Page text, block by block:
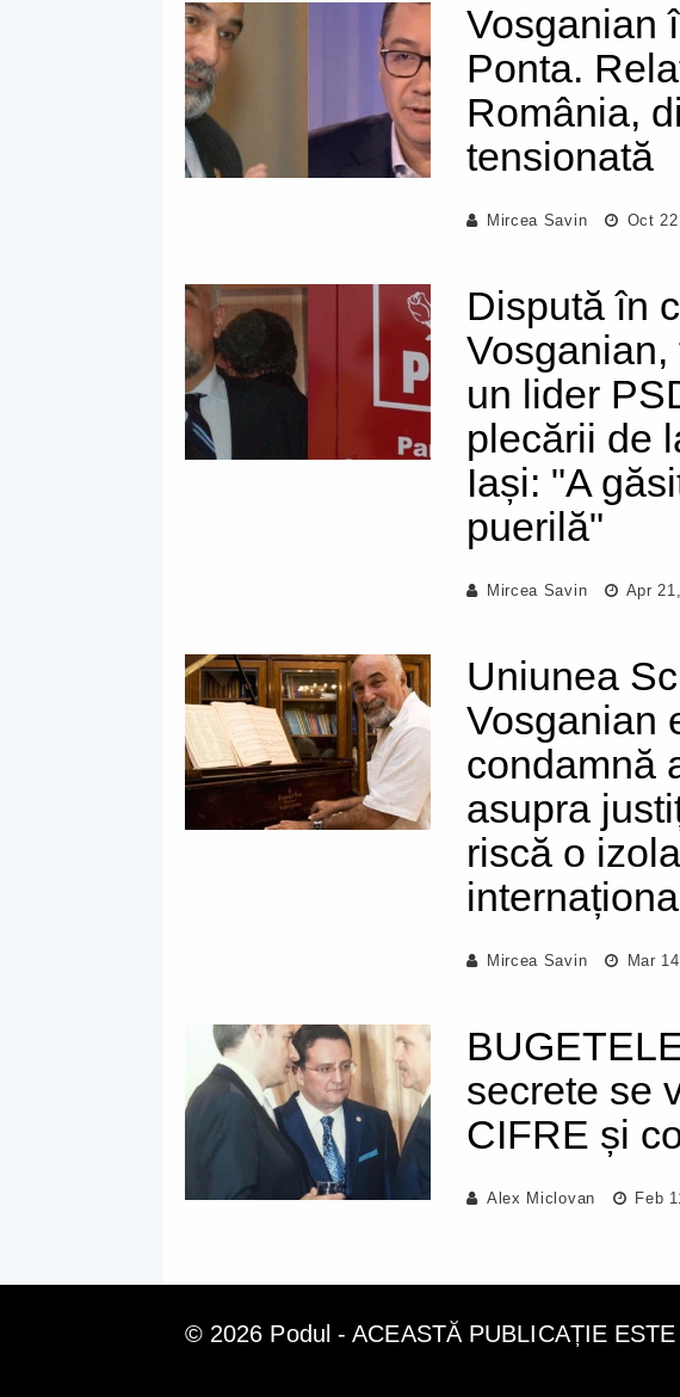
Vosganian
Ponta.
România,
tensionată
Mircea Savin Oct
Dispută în
un lider
plecării de
Iași: "A
puerilă"
Mircea Savin Apr
Uniunea
Vosganian
condamnă
asupra
riscă o
Mircea Savin Mar
secrete se
CIFRE și
Alex Miclovan Feb
© 2026 Podul - ACEASTĂ PUBLICAȚIE